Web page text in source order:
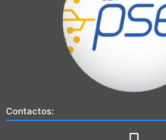
Contactos: